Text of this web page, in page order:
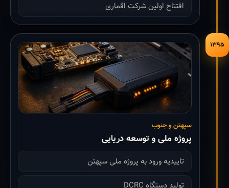
افتتاح اولین شرکت اقماری
۱۳۹۵
سپهتن و جنوب
پروژه ملی و توسعه دریایی
تاییدیه ورود به پروژه ملی سپهتن